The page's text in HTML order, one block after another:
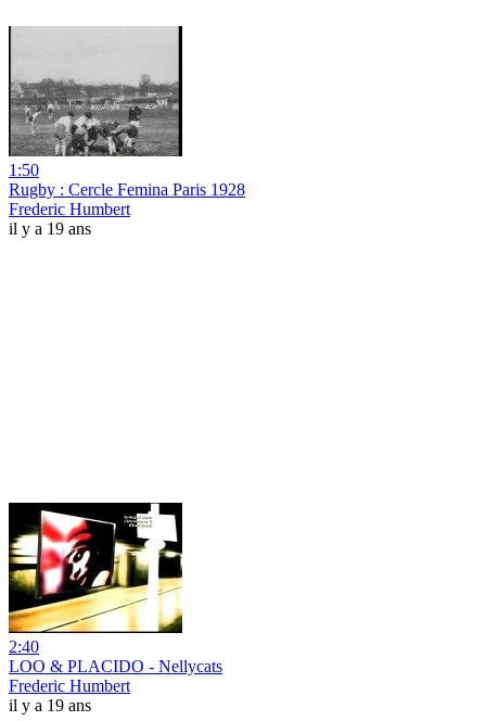
1:50
Rugby : Cercle Femina Paris 1928
Frederic Humbert
il y a 19 ans
2:40
LOO & PLACIDO - Nellycats
Frederic Humbert
il y a 19 ans